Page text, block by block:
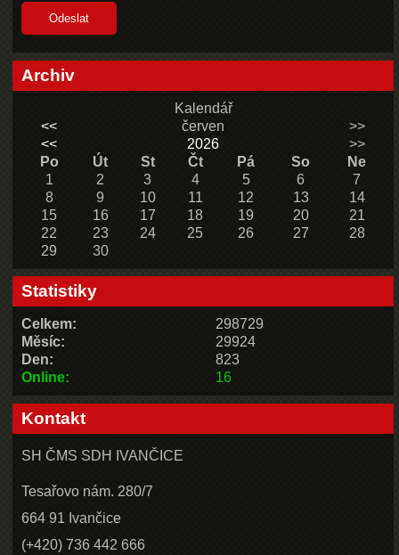
Archiv
Kalendář
<<
červen
>>
<<
2026
>>
Po
Út St Čt Pá So
Ne
1
2 3 4 5 6
7
8
9 10 11 12 13
14
15
16 17 18 19 20
21
22
23 24 25 26 27
28
29
30
Statistiky
Online: 16
Celkem:
298729
Měsíc:
29924
Den:
823
Kontakt
SH ČMS SDH IVANČICE
Tesařovo nám. 280/7
664 91 Ivančice
(+420) 736 442 666